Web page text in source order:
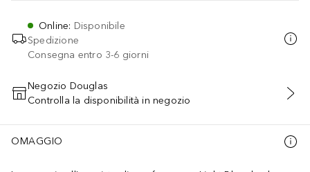
Online: Disponibile
Spedizione
Consegna entro 3-6 giorni
AGGIUNGI AL CARRELLO
Negozio Douglas
Controlla la disponibilità in negozio
OMAGGIO